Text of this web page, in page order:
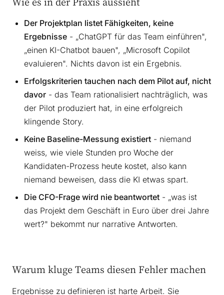
Der Projektplan listet Fähigkeiten, keine
Ergebnisse - „ChatGPT für das Team einführen",
„einen KI-Chatbot bauen", „Microsoft Copilot
evaluieren". Nichts davon ist ein Ergebnis.
Erfolgskriterien tauchen nach dem Pilot auf, nicht
davor - das Team rationalisiert nachträglich, was
der Pilot produziert hat, in eine erfolgreich
klingende Story.
Keine Baseline-Messung existiert - niemand
weiss, wie viele Stunden pro Woche der
Kandidaten-Prozess heute kostet, also kann
niemand beweisen, dass die KI etwas spart.
Die CFO-Frage wird nie beantwortet - „was ist
das Projekt dem Geschäft in Euro über drei Jahre
wert?" bekommt nur narrative Antworten.
Warum kluge Teams diesen Fehler machen
Ergebnisse zu definieren ist harte Arbeit. Sie